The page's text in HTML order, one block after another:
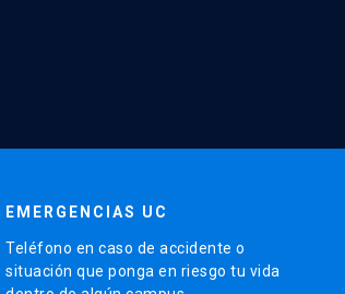
EMERGENCIAS UC
Teléfono en caso de accidente o
situación que ponga en riesgo tu vida